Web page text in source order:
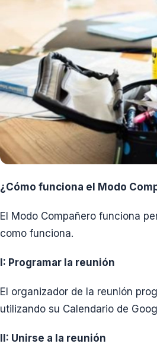
¿Cómo funciona el Modo
El Modo Compañero funciona
como funciona.
I: Programar la reunión
El organizador de la reunión
utilizando su Calendario de
II: Unirse a la reunión